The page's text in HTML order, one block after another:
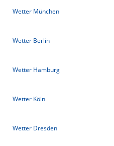
Wetter München
Wetter Berlin
Wetter Hamburg
Wetter Köln
Wetter Dresden